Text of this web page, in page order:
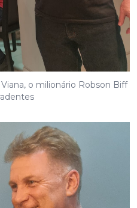
o milionário Robson Biff